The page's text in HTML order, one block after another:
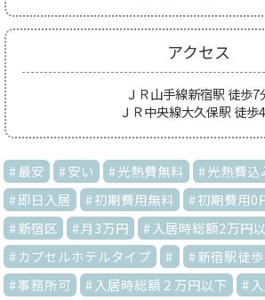
アクセス
ＪＲ山手線新宿駅 徒歩7
ＪＲ中央線大久保駅 徒歩
最安 安い 光熱費無料 光熱費込
即日入居
初期費用無料 初期費用0
新宿区
月3万円 入居時総額2万円
カプセルホテルタイプ
新宿駅徒
事務所可
入居時総額２万円以下